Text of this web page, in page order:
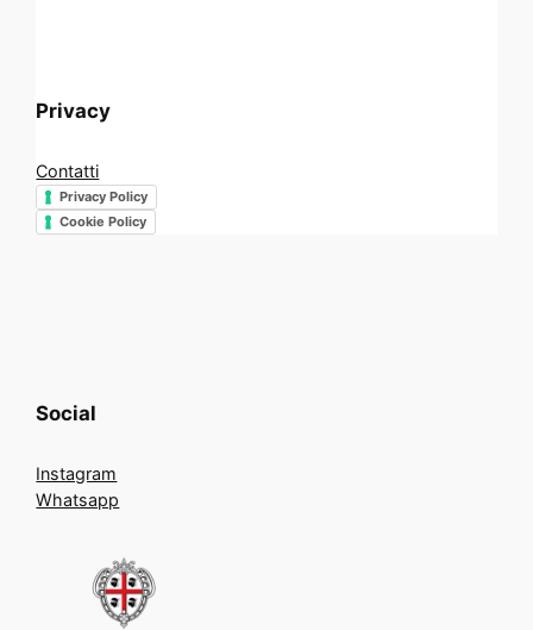
Privacy
Contatti
Privacy Policy
Cookie Policy
Social
Instagram
Whatsapp